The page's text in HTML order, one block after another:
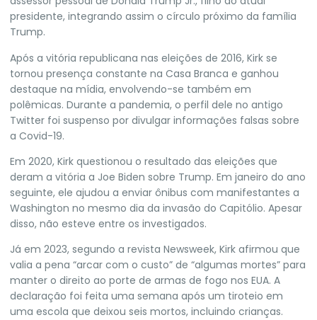
presidente, integrando assim o círculo próximo da família
Trump.
Após a vitória republicana nas eleições de 2016, Kirk se
tornou presença constante na Casa Branca e ganhou
destaque na mídia, envolvendo-se também em
polêmicas. Durante a pandemia, o perfil dele no antigo
Twitter foi suspenso por divulgar informações falsas sobre
a Covid-19.
Em 2020, Kirk questionou o resultado das eleições que
deram a vitória a Joe Biden sobre Trump. Em janeiro do ano
seguinte, ele ajudou a enviar ônibus com manifestantes a
Washington no mesmo dia da invasão do Capitólio. Apesar
disso, não esteve entre os investigados.
Já em 2023, segundo a revista Newsweek, Kirk afirmou que
valia a pena “arcar com o custo” de “algumas mortes” para
manter o direito ao porte de armas de fogo nos EUA. A
declaração foi feita uma semana após um tiroteio em
uma escola que deixou seis mortos, incluindo crianças.